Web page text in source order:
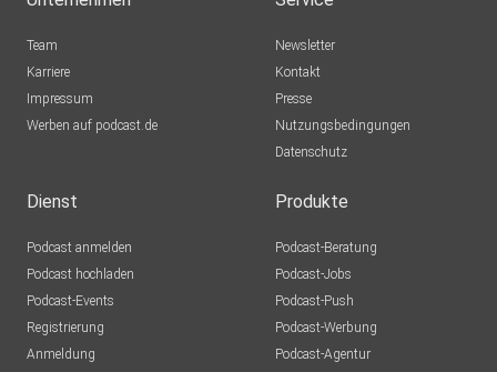
Team
Karriere
Impressum
Werben auf podcast.de
Newsletter
Kontakt
Presse
Nutzungsbedingungen
Datenschutz
Dienst
Podcast anmelden
Podcast hochladen
Podcast-Events
Registrierung
Anmeldung
Produkte
Podcast-Beratung
Podcast-Jobs
Podcast-Push
Podcast-Werbung
Podcast-Agentur